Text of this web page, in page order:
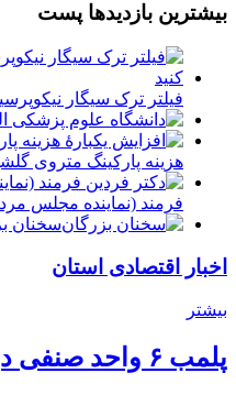
بیشترین بازدیدها پست
فیلتر ترک سیگار
هزینه پارکینگ متروی
فرمند (نماينده مجلس
سخنان
اخبار اقتصادی استان
بیشتر
پلمب ۶ واحد صنفی در شهرستان البرز